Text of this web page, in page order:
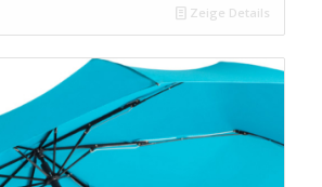
Zeige Details